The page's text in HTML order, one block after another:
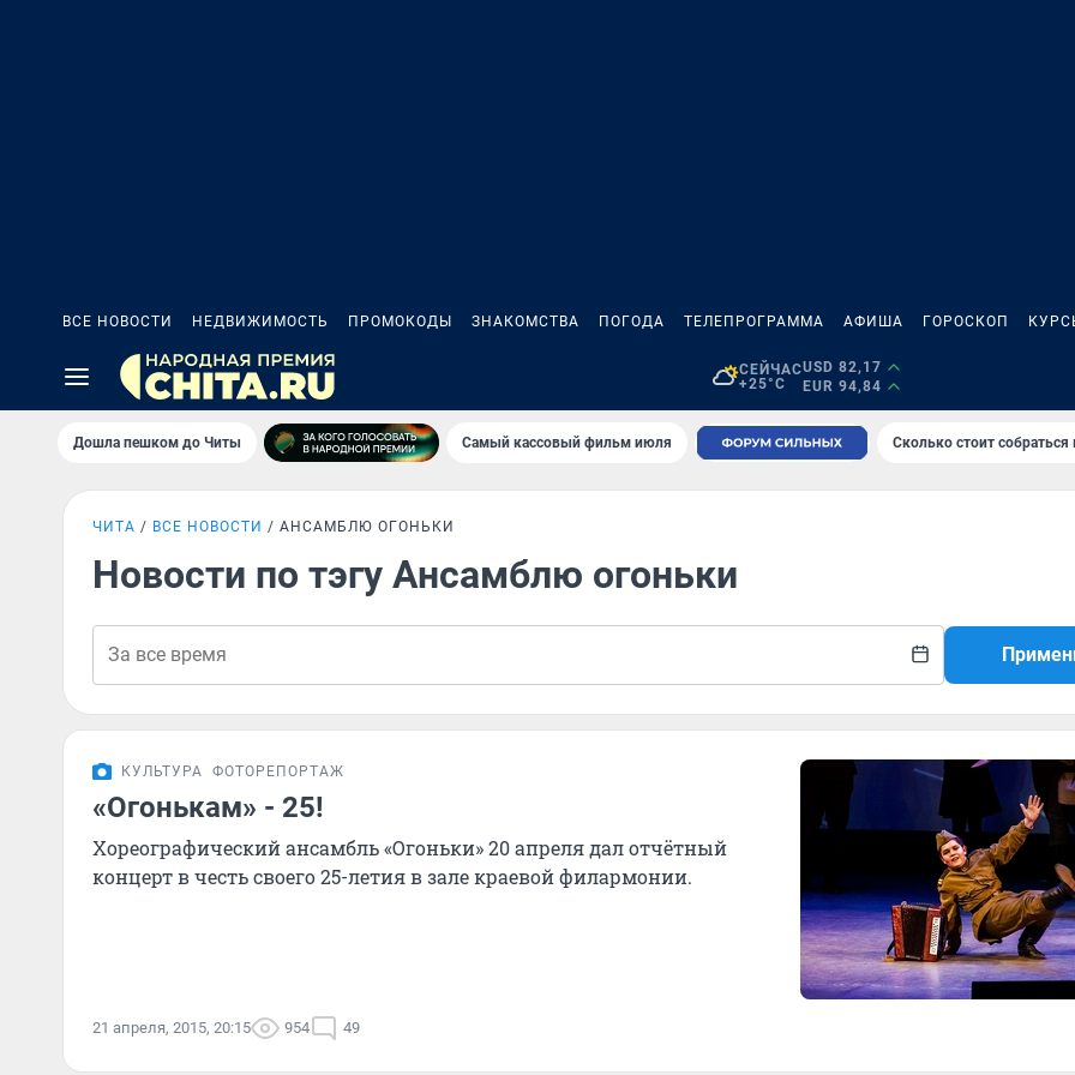
ВСЕ НОВОСТИ НЕДВИЖИМОСТЬ ПРОМОКОДЫ ЗНАКОМСТВА ПОГОДА ТЕЛЕПРОГРАММА АФИША ГОРОСКОП
СЕЙЧАС
+25°C
USD 82,17
EUR 94,84
Дошла пешком до Читы Самый кассовый фильм июля Сколько стоит
ЧИТА ВСЕ НОВОСТИ АНСАМБЛЮ ОГОНЬКИ
Новости по тэгу Ансамблю огоньки
КУЛЬТУРА ФОТОРЕПОРТАЖ
«Огонькам» - 25!
Хореографический ансамбль «Огоньки» 20 апреля дал отчётный
концерт в честь своего 25-летия в зале краевой филармонии.
21 апреля, 2015, 20:15 954 49